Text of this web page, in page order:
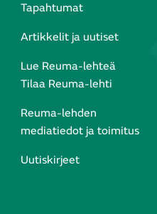
Tapahtumat
Artikkelit ja uutiset
Lue Reuma-lehteä
Tilaa Reuma-lehti
Reuma-lehden
mediatiedot ja toimitus
Uutiskirjeet